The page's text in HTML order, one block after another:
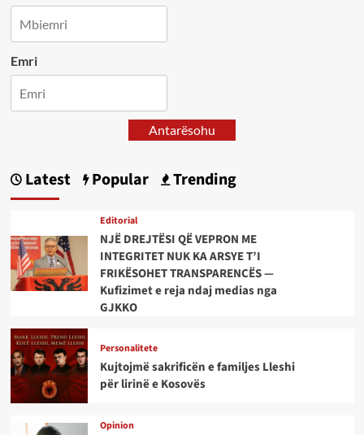
Emri
Antarësohu
Latest Popular Trending
Editorial
NJË DREJTËSI QË VEPRON ME
INTEGRITET NUK KA ARSYE T’I
FRIKËSOHET TRANSPARENCËS —
Kufizimet e reja ndaj medias nga
GJKKO
Personalitete
Kujtojmë sakrificën e familjes Lleshi
për lirinë e Kosovës
Opinion